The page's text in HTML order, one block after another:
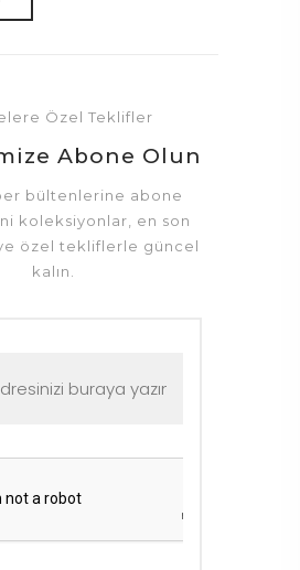
Özel Teklifler
Abone Olun
bültenlerine abone
koleksiyonlar, en son
özel tekliflerle güncel
kalın.